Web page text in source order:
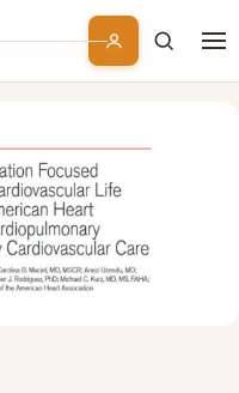
Branşlar
Konular
Kurumsal
Abonelik